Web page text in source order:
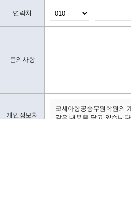
연락처 -
문의사항
개인정보처
코세아항공승무원학원의
같은 내용을 담고 있습니다.